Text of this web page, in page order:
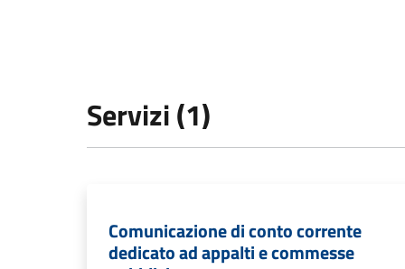
Servizi (1)
Comunicazione di conto corrente
dedicato ad appalti e commesse